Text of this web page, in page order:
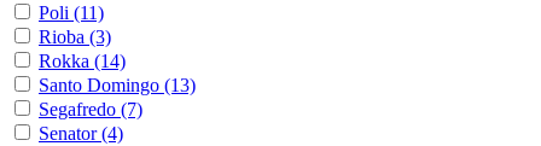
Poli (11)
Rioba (3)
Rokka (14)
Santo Domingo (13)
Segafredo (7)
Senator(4)